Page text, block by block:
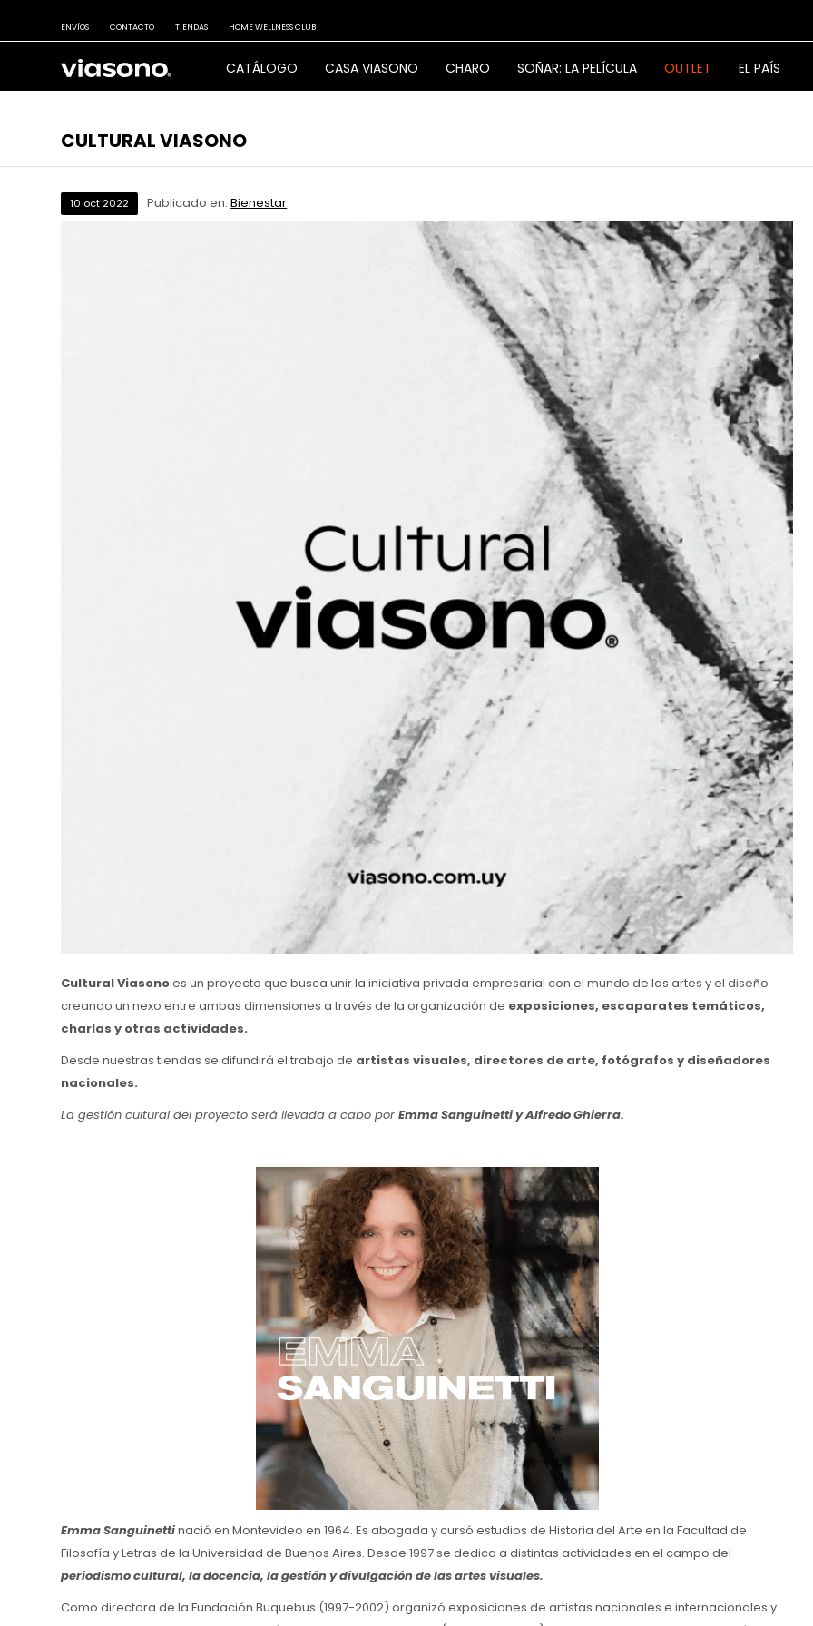
CATÁLOGO CASA VIASONO CHARO SOÑAR: LA PELÍCULA OUTLET EL PAÍS
ENVÍOS CONTACTO TIENDAS HOME WELLNESS CLUB
CULTURAL VIASONO
10 oct 2022 Publicado en:Bienestar
Cultural Viasonoes un proyecto que busca unir la iniciativa privada empresarial con el mundo de las artes y el diseño
creando un nexo entre ambas dimensiones a través de la organización de exposiciones, escaparates temáticos,
charlas y otras actividades.
Desde nuestras tiendas se difundirá el trabajo de artistas visuales, directores de arte, fotógrafos y diseñadores
nacionales.
La gestión cultural del proyecto será llevada a cabo porEmma Sanguinetti y Alfredo Ghierra.
Emma Sanguinettinació en Montevideo en 1964. Es abogada y cursó estudios de Historia del Arte en la Facultad de
Filosofía y Letras de la Universidad de Buenos Aires. Desde 1997 se dedica a distintas actividades en el campo del
periodismo cultural, la docencia, la gestión y divulgación de las artes visuales.
Como directora de la Fundación Buquebus (1997-2002) organizó exposiciones de artistas nacionales e internacionales y